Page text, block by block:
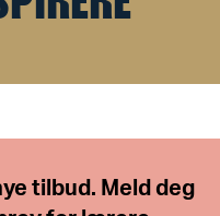
tilbud. Meld deg